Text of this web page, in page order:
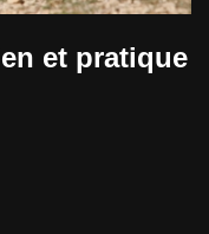
et pratique